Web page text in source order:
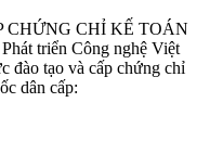
CHỈ KẾ TOÁN
triển Công nghệ Việt
đào tạo và cấp chứng chỉ
dân cấp: